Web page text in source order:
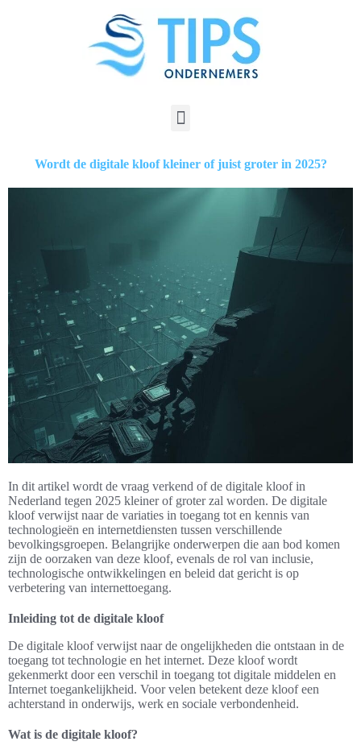
Wordt de digitale kloof kleiner of juist groter in 2025?
In dit artikel wordt de vraag verkend of de digitale kloof in
Nederland tegen 2025 kleiner of groter zal worden. De digitale
kloof verwijst naar de variaties in toegang tot en kennis van
technologieën en internetdiensten tussen verschillende
bevolkingsgroepen. Belangrijke onderwerpen die aan bod komen
zijn de oorzaken van deze kloof, evenals de rol van inclusie,
technologische ontwikkelingen en beleid dat gericht is op
verbetering van internettoegang.
Inleiding tot de digitale kloof
De digitale kloof verwijst naar de ongelijkheden die ontstaan in de
toegang tot technologie en het internet. Deze kloof wordt
gekenmerkt door een verschil in toegang tot digitale middelen en
Internet toegankelijkheid. Voor velen betekent deze kloof een
achterstand in onderwijs, werk en sociale verbondenheid.
Wat is de digitale kloof?